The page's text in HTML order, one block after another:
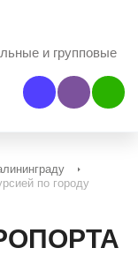
и групповые
Наш ViberНаш
по городу